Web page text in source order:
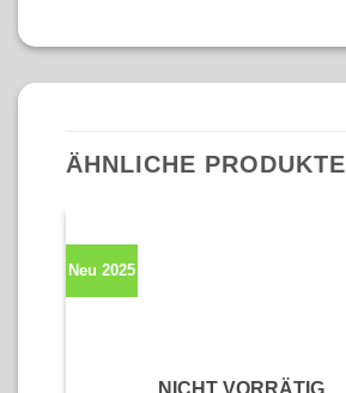
ÄHNLICHE PRODUKTE
Neu 2025
NICHT VORRÄTIG